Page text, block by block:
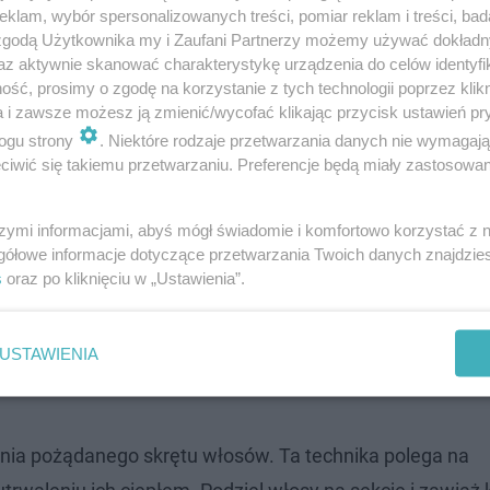
Jedną z najpopularniejszych metod jest użycie
i nawijaj je na lokówkę, trzymając ją przez kilka
papilotów?
to miękkie, elastyczne wałeczki, które można
a następnie zabezpiecz końcówki. Pozostaw je
rano rozwiń włosy i ciesz się przepięknym
pożądanego skrętu włosów. Ta technika polega na
wybór spersonalizowanych treści, pomiar reklam i treści,
Użytkownika my i Zaufani Partnerzy możemy używać
aktywnie skanować charakterystykę urządzenia do celów
prosimy o zgodę na korzystanie z tych technologii poprzez
i zawsze możesz ją zmienić/wycofać klikając przycisk ustawień
strony
. Niektóre rodzaje przetwarzania danych nie
się takiemu przetwarzaniu. Preferencje będą miały
informacjami, abyś mógł świadomie i komfortowo korzystać z
informacje dotyczące przetwarzania Twoich danych
oraz po kliknięciu w „Ustawienia”.
USTAWIENIA